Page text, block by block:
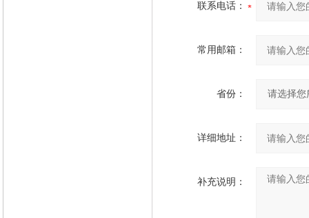
联系电话：
常用邮箱：
省份：
详细地址：
补充说明：